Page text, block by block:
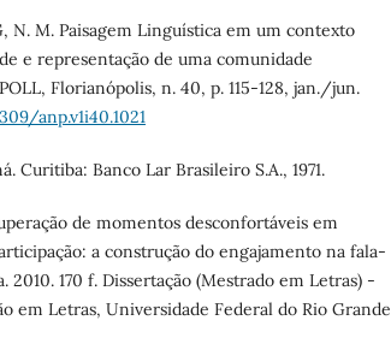
N. M. Paisagem Linguística em um contexto
e representação de uma comunidade
Florianópolis, n. 40, p. 115-128, jan./jun.
anp.v1i40.1021
Curitiba: Banco Lar Brasileiro S.A., 1971.
de momentos desconfortáveis em
a construção do engajamento na fala-
2010. 170 f. Dissertação (Mestrado em Letras) -
em Letras, Universidade Federal do Rio Grande